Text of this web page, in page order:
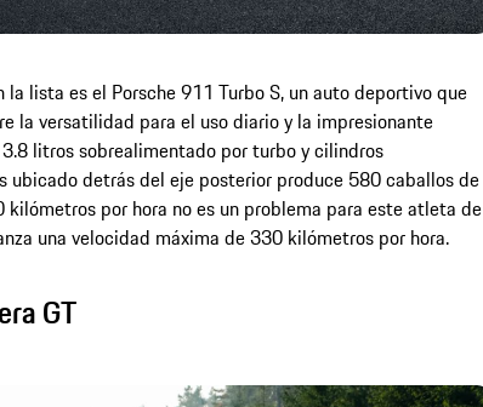
la lista es el Porsche 911 Turbo S, un auto deportivo que
la versatilidad para el uso diario y la impresionante
litros sobrealimentado por turbo y cilindros
ubicado detrás del eje posterior produce 580 caballos de
kilómetros por hora no es un problema para este atleta de
una velocidad máxima de 330 kilómetros por hora.
GT